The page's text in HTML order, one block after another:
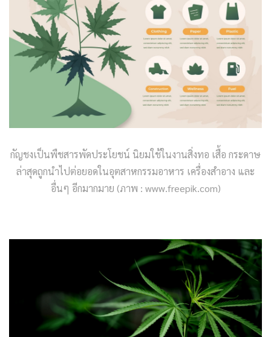
กัญชงเป็นพืชสารพัดประโยชน์ นิยมใช้ในงานสิ่งทอ เสื้อ กระดาษ
ล่าสุดถูกนำไปต่อยอดในอุตสาหกรรมอาหาร เครื่องสำอาง และ
อื่นๆ อีกมากมาย (ภาพ : www.freepik.com)